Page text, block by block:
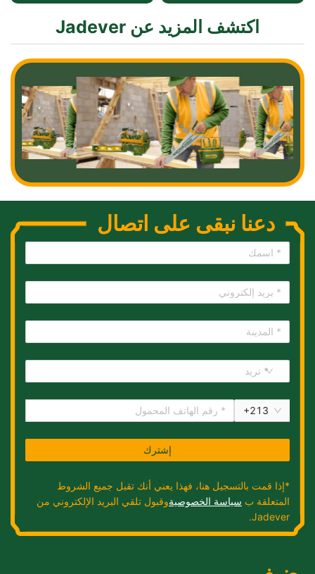
اكتشف المزيد عن Jadever
دعنا نبقى على اتصال
* تريد
+213
إشترك
*إذا قمت بالتسجيل هنا، فهذا يعني أنك تقبل جميع الشروط
المتعلقة ب سياسة الخصوصيةوقبول تلقي البريد الإلكتروني من
Jadever
.